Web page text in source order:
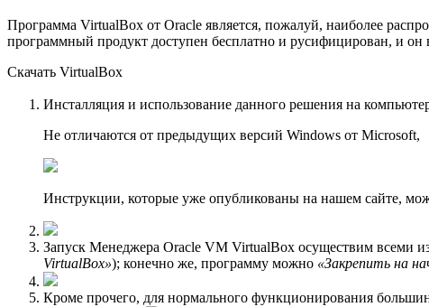
Программа VirtualBox от Oracle является, пожалуй, наиболее
программный продукт доступен бесплатно и русифицирован, и
Скачать VirtualBox
Инсталляция и использование данного решения на
Не отличаются от предыдущих версий Windows от Microsoft,
Инструкции, которые уже опубликованы на нашем сайте,
Запуск Менеджера Oracle VM VirtualBox осуществим всеми
VirtualBox»); конечно же, программу можно «Закрепить на
Кроме прочего, для нормального функционирования